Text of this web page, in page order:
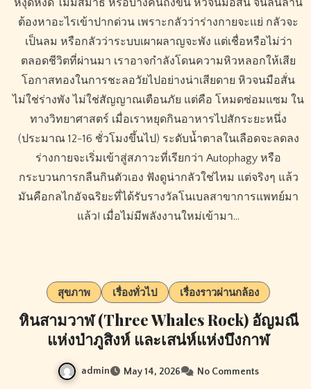
หงุดหงิด ไม่มีสมาธิ หรือบางคนถึงขั้น หิวจนมือสั่น จนลนลาน
ต้องหาอะไรเข้าปากด่วน เพราะกลัวว่าร่างกายจะแย่ กลัวจะ
เป็นลม หรือกลัวว่าระบบเผาผลาญจะพัง แต่เชื่อหรือไม่ว่า
ตลอดชีวิตที่ผ่านมา เราอาจกำลังโดนความหิวหลอกให้เสีย
โอกาสทองในการชะลอวัยไปอย่างน่าเสียดาย หิวจนมือสั่น
ไม่ใช่ร่างพัง ไม่ใช่สัญญาณเตือนภัย แต่คือ โหมดซ่อมแซม ใน
ทางวิทยาศาสตร์ เมื่อเราหยุดกินอาหารไปสักระยะหนึ่ง
(ประมาณ 12-16 ชั่วโมงขึ้นไป) ระดับน้ำตาลในเลือดจะลดลง
ร่างกายจะเริ่มเข้าสู่สภาวะที่เรียกว่า Autophagy หรือ
กระบวนการกลืนกินตัวเอง ฟังดูน่ากลัวใช่ไหม แต่จริงๆ แล้ว
มันคือกลไกอัจฉริยะที่ได้รับรางวัลโนเบลสาขาการแพทย์มา
แล้ว! เมื่อไม่มีพลังงานใหม่เข้ามา…
สุขภาพ เรื่องทั่วไป เรื่องราวผ่านกล้อง
หินสามวาฬ (Three Whales Rock) อัญมณี
แห่งป่าภูสิงห์ และเสน่ห์แห่งบึงกาฬ
admin May 14, 2026 No Comments